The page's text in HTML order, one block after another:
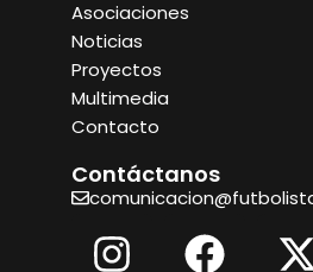
Asociaciones
Noticias
Proyectos
Multimedia
Contacto
Contáctanos